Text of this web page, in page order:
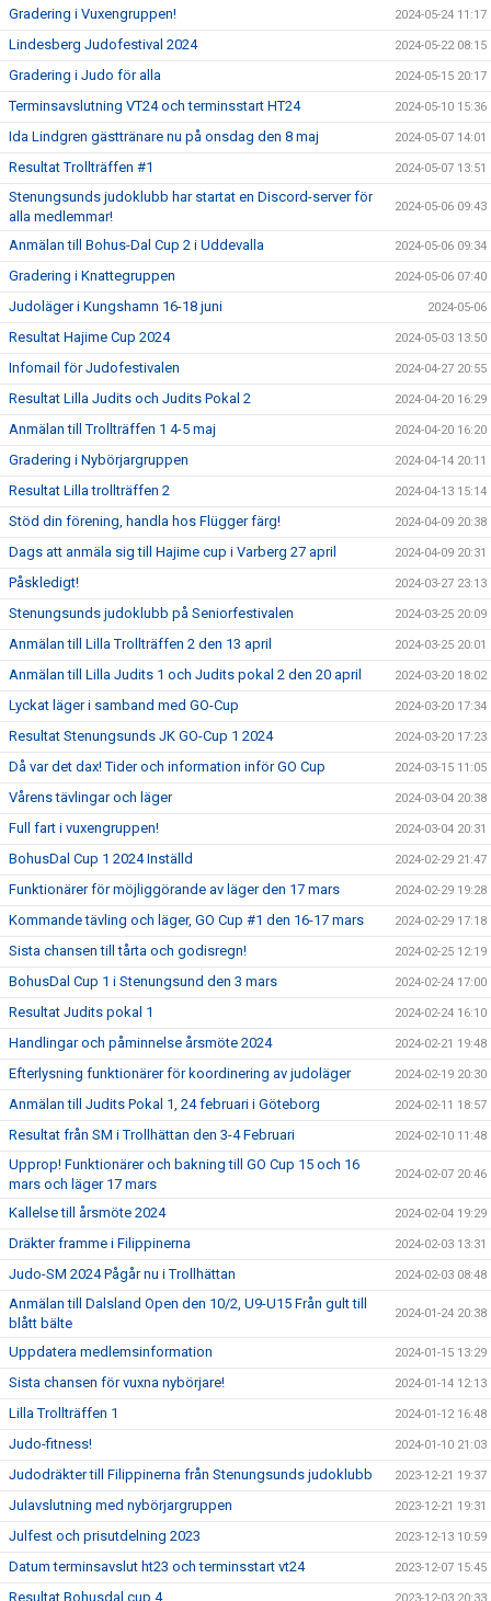
Gradering i Vuxengruppen! 2024-05-24 11:17
Lindesberg Judofestival 2024 2024-05-22 08:15
Gradering i Judo för alla 2024-05-15 20:17
Terminsavslutning VT24 och terminsstart HT24 2024-05-10 15:36
Ida Lindgren gästtränare nu på onsdag den 8 maj 2024-05-07 14:01
Resultat Trollträffen #1 2024-05-07 13:51
Stenungsunds judoklubb har startat en Discord-server för
alla medlemmar!
2024-05-06 09:43
Anmälan till Bohus-Dal Cup 2 i Uddevalla 2024-05-06 09:34
Gradering i Knattegruppen 2024-05-06 07:40
Judoläger i Kungshamn 16-18 juni 2024-05-06
Resultat Hajime Cup 2024 2024-05-03 13:50
Infomail för Judofestivalen 2024-04-27 20:55
Resultat Lilla Judits och Judits Pokal 2 2024-04-20 16:29
Anmälan till Trollträffen 1 4-5 maj 2024-04-20 16:20
Gradering i Nybörjargruppen 2024-04-14 20:11
Resultat Lilla trollträffen 2 2024-04-13 15:14
Stöd din förening, handla hos Flügger färg! 2024-04-09 20:38
Dags att anmäla sig till Hajime cup i Varberg 27 april 2024-04-09 20:31
Påskledigt! 2024-03-27 23:13
Stenungsunds judoklubb på Seniorfestivalen 2024-03-25 20:09
Anmälan till Lilla Trollträffen 2 den 13 april 2024-03-25 20:01
Anmälan till Lilla Judits 1 och Judits pokal 2 den 20 april 2024-03-20 18:02
Lyckat läger i samband med GO-Cup 2024-03-20 17:34
Resultat Stenungsunds JK GO-Cup 1 2024 2024-03-20 17:23
Då var det dax! Tider och information inför GO Cup 2024-03-15 11:05
Vårens tävlingar och läger 2024-03-04 20:38
Full fart i vuxengruppen! 2024-03-04 20:31
BohusDal Cup 1 2024 Inställd 2024-02-29 21:47
Funktionärer för möjliggörande av läger den 17 mars 2024-02-29 19:28
Kommande tävling och läger, GO Cup #1 den 16-17 mars 2024-02-29 17:18
Sista chansen till tårta och godisregn! 2024-02-25 12:19
BohusDal Cup 1 i Stenungsund den 3 mars 2024-02-24 17:00
Resultat Judits pokal 1 2024-02-24 16:10
Handlingar och påminnelse årsmöte 2024 2024-02-21 19:48
Efterlysning funktionärer för koordinering av judoläger 2024-02-19 20:30
Anmälan till Judits Pokal 1, 24 februari i Göteborg 2024-02-11 18:57
Resultat från SM i Trollhättan den 3-4 Februari 2024-02-10 11:48
Upprop! Funktionärer och bakning till GO Cup 15 och 16
mars och läger 17 mars
2024-02-07 20:46
Kallelse till årsmöte 2024 2024-02-04 19:29
Dräkter framme i Filippinerna 2024-02-03 13:31
Judo-SM 2024 Pågår nu i Trollhättan 2024-02-03 08:48
Anmälan till Dalsland Open den 10/2, U9-U15 Från gult till
blått bälte
2024-01-24 20:38
Uppdatera medlemsinformation 2024-01-15 13:29
Sista chansen för vuxna nybörjare! 2024-01-14 12:13
Lilla Trollträffen 1 2024-01-12 16:48
Judo-fitness! 2024-01-10 21:03
Judodräkter till Filippinerna från Stenungsunds judoklubb 2023-12-21 19:37
Julavslutning med nybörjargruppen 2023-12-21 19:31
Julfest och prisutdelning 2023 2023-12-13 10:59
Datum terminsavslut ht23 och terminsstart vt24 2023-12-07 15:45
Resultat Bohusdal cup 4